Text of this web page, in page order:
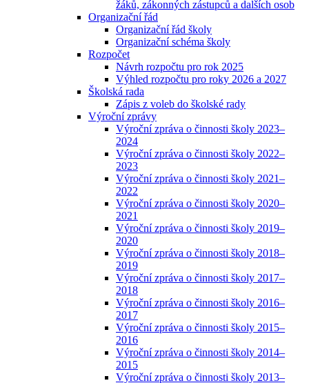
žáků, zákonných zástupců a dalších osob
Organizační řád
Organizační řád školy
Organizační schéma školy
Rozpočet
Návrh rozpočtu pro rok 2025
Výhled rozpočtu pro roky 2026 a 2027
Školská rada
Zápis z voleb do školské rady
Výroční zprávy
Výroční zpráva o činnosti školy 2023–
2024
Výroční zpráva o činnosti školy 2022–
2023
Výroční zpráva o činnosti školy 2021–
2022
Výroční zpráva o činnosti školy 2020–
2021
Výroční zpráva o činnosti školy 2019–
2020
Výroční zpráva o činnosti školy 2018–
2019
Výroční zpráva o činnosti školy 2017–
2018
Výroční zpráva o činnosti školy 2016–
2017
Výroční zpráva o činnosti školy 2015–
2016
Výroční zpráva o činnosti školy 2014–
2015
Výroční zpráva o činnosti školy 2013–